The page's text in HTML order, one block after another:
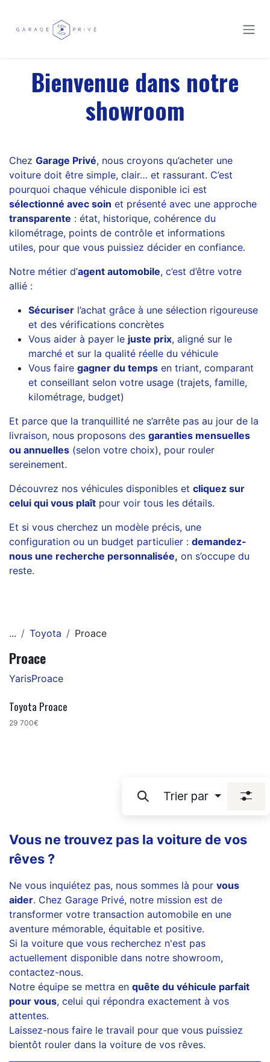
Bienvenue dans notre
showroom
Chez Garage Privé, nous croyons qu’acheter une
voiture doit être simple, clair… et rassurant. C’est
pourquoi chaque véhicule disponible ici est
sélectionné avec soin et présenté avec une approche
transparente : état, historique, cohérence du
kilométrage, points de contrôle et informations
utiles, pour que vous puissiez décider en confiance.
Notre métier d’agent automobile, c’est d’être votre
allié :
Sécuriser l’achat grâce à une sélection rigoureuse
et des vérifications concrètes
Vous aider à payer le juste prix, aligné sur le
marché et sur la qualité réelle du véhicule
Vous faire gagner du temps en triant, comparant
et conseillant selon votre usage (trajets, famille,
kilométrage, budget)
Et parce que la tranquillité ne s’arrête pas au jour de la
livraison, nous proposons des garanties mensuelles
ou annuelles (selon votre choix), pour rouler
sereinement.
Découvrez nos véhicules disponibles et cliquez sur
celui qui vous plaît pour voir tous les détails.
Et si vous cherchez un modèle précis, une
configuration ou un budget particulier : demandez-
nous une recherche personnalisée, on s’occupe du
reste.
... Toyota Proace
Proace
YarisProace
Toyota Proace
29 700€
Trier par
Vous ne trouvez pas la voiture de vos
rêves ?
Ne vous inquiétez pas, nous sommes là pour vous
aider. Chez Garage Privé, notre mission est de
transformer votre transaction automobile en une
aventure mémorable, équitable et positive.
Si la voiture que vous recherchez n'est pas
actuellement disponible dans notre showroom,
contactez-nous.
Notre équipe se mettra en quête du véhicule parfait
pour vous, celui qui répondra exactement à vos
attentes.
Laissez-nous faire le travail pour que vous puissiez
bientôt rouler dans la voiture de vos rêves.